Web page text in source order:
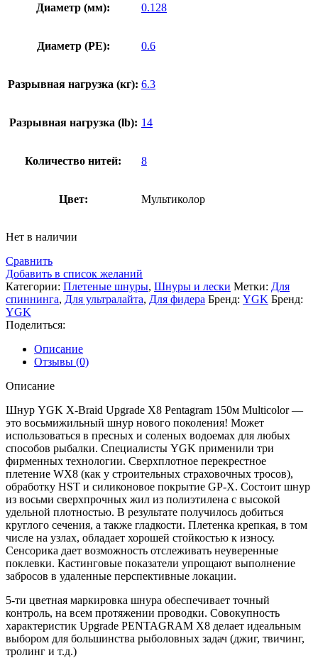
Диаметр (мм): 0.128
Диаметр (PE): 0.6
Разрывная нагрузка (кг): 6.3
Разрывная нагрузка (lb): 14
Количество нитей: 8
Цвет: Мультиколор
Нет в наличии
Сравнить
Добавить в список желаний
Категории: Плетеные шнуры, Шнуры и лески Метки: Для
спиннинга, Для ультралайта, Для фидера Бренд: YGK Бренд:
YGK
Поделиться:
Описание
Отзывы (0)
Описание
Шнур YGK X-Braid Upgrade X8 Pentagram 150м Multicolor —
это восьмижильный шнур нового поколения! Может
использоваться в пресных и соленых водоемах для любых
способов рыбалки. Специалисты YGK применили три
фирменных технологии. Сверхплотное перекрестное
плетение WX8 (как у строительных страховочных тросов),
обработку HST и силиконовое покрытие GP-X. Состоит шнур
из восьми сверхпрочных жил из полиэтилена с высокой
удельной плотностью. В результате получилось добиться
круглого сечения, а также гладкости. Плетенка крепкая, в том
числе на узлах, обладает хорошей стойкостью к износу.
Сенсорика дает возможность отслеживать неуверенные
поклевки. Кастинговые показатели упрощают выполнение
забросов в удаленные перспективные локации.
5-ти цветная маркировка шнура обеспечивает точный
контроль, на всем протяжении проводки. Совокупность
характеристик Upgrade PENTAGRAM X8 делает идеальным
выбором для большинства рыболовных задач (джиг, твичинг,
тролинг и т.д.)